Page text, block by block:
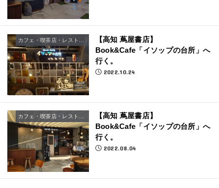
【高知 蔦屋書店】
Book&Cafe「イソップの台所」へ
行く。
2022.10.24
【高知 蔦屋書店】
Book&Cafe「イソップの台所」へ
行く。
2022.08.04